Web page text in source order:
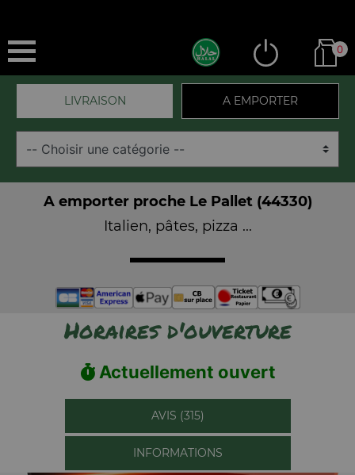
0
LIVRAISON A EMPORTER
A emporter proche Le Pallet (44330)
Italien, pâtes, pizza ...
Horaires d'ouverture
Actuellement ouvert
AVIS (315)
INFORMATIONS